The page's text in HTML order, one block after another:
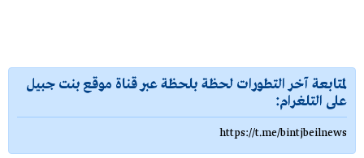
لمتابعة آخر التطورات لحظة بلحظة عبر قناة موقع بنت جبيل
على التلغرام:
https://t.me/bintjbeilnews